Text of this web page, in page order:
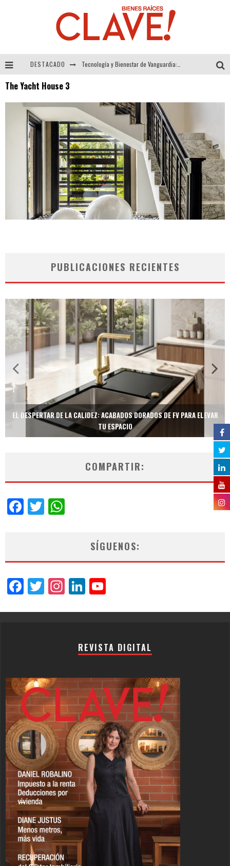
DESTACADO
Alexandra Bedoya – La Constancia detrás de La Paletería
The Yacht House 3
PUBLICACIONES RECIENTES
EL DESPERTAR DE LA CALIDEZ: ACABADOS DORADOS DE FV PARA ELEVAR
TU ESPACIO
COMPARTIR:
Facebook
Twitter
SÍGUENOS:
Facebook
Twitter
Instagram
LinkedIn
REVISTA DIGITAL